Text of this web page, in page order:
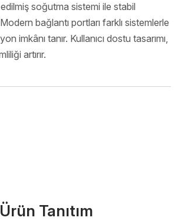
soğutma sistemi ile stabil
bağlantı portları farklı sistemlerle
imkânı tanır. Kullanıcı dostu tasarımı,
artırır.
Ürün Tanıtım